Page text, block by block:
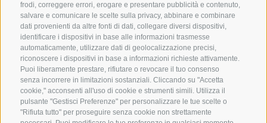
frodi, correggere errori, erogare e presentare pubblicità e contenuto,
salvare e comunicare le scelte sulla privacy, abbinare e combinare
dati provenienti da altre fonti di dati, collegare diversi dispositivi,
identificare i dispositivi in base alle informazioni trasmesse
automaticamente, utilizzare dati di geolocalizzazione precisi,
riconoscere i dispositivi in base a informazioni richieste attivamente.
Puoi liberamente prestare, rifiutare o revocare il tuo consenso
senza incorrere in limitazioni sostanziali. Cliccando su "Accetta
cookie," acconsenti all'uso di cookie e strumenti simili. Utilizza il
pulsante "Gestisci Preferenze" per personalizzare le tue scelte o
"Rifiuta tutto" per proseguire senza cookie non strettamente
Tel.:+39 0461 432111
info@superbrown.it
REGISTRAZIONE NEWSLETTER